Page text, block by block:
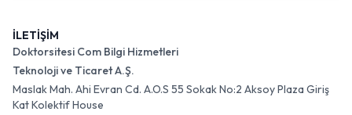
İLETİŞİM
Doktorsitesi Com Bilgi Hizmetleri
Teknoloji ve Ticaret A.Ş.
Maslak Mah. Ahi Evran Cd. A.O.S 55 Sokak No:2 Aksoy Plaza Giriş
Kat Kolektif House